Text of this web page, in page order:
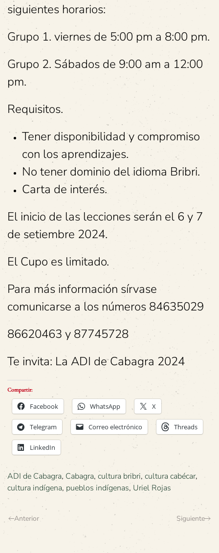
siguientes horarios:
Grupo 1. viernes de 5:00 pm a 8:00 pm.
Grupo 2. Sábados de 9:00 am a 12:00
pm.
Requisitos.
Tener disponibilidad y compromiso
con los aprendizajes.
No tener dominio del idioma Bribri.
Carta de interés.
El inicio de las lecciones serán el 6 y 7
de setiembre 2024.
El Cupo es limitado.
Para más información sírvase
comunicarse a los números 84635029
86620463 y 87745728
Te invita: La ADI de Cabagra 2024
Compartir:
Facebook WhatsApp X
Telegram Correo electrónico Threads
LinkedIn
ADI de Cabagra, Cabagra, cultura bribri, cultura cabécar,
cultura indígena, pueblos indígenas, Uriel Rojas
Anterior Siguiente